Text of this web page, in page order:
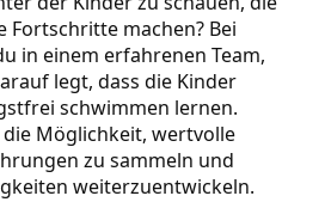
Fortschritte machen? Bei
in einem erfahrenen Team,
legt, dass die Kinder
schwimmen lernen.
Möglichkeit, wertvolle
zu sammeln und
weiterzuentwickeln.